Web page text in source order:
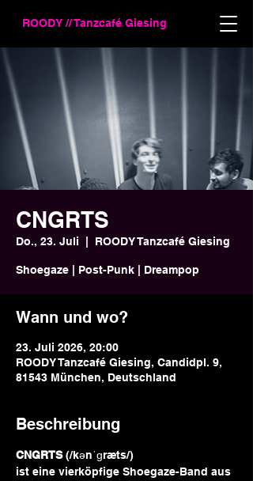
ROODY // Tanzcafé Giesing
CNGRTS
Do., 23. Juli ROODY Tanzcafé Giesing
Shoegaze | Post-Punk | Dreampop
Wann und wo?
23. Juli 2026, 20:00
ROODY Tanzcafé Giesing, Candidpl. 9,
81543 München, Deutschland
Beschreibung
CNGRTS (/kənˈɡræts/)
ist eine vierköpfige Shoegaze-Band aus